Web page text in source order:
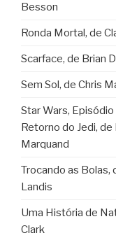
Besson
Ronda Mortal, de
Scarface, de Brian
Sem Sol, de Chris
Star Wars, Episódio
Retorno do Jedi, de
Marquand
Trocando as Bolas,
Landis
Uma História de
Clark